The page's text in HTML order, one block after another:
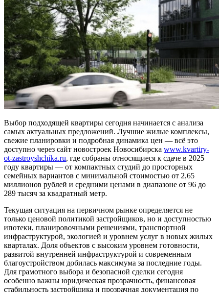
Выбор подходящей квартиры сегодня начинается с анализа
самых актуальных предложений. Лучшие жилые комплексы,
свежие планировки и подробная динамика цен — всё это
доступно через сайт новостроек Новосибирска www.kvartiry-
ot-zastroyshchika.ru, где собраны относящиеся к сдаче в 2025
году квартиры — от компактных студий до просторных
семейных вариантов с минимальной стоимостью от 2,65
миллионов рублей и средними ценами в диапазоне от 96 до
289 тысяч за квадратный метр.
Текущая ситуация на первичном рынке определяется не
только ценовой политикой застройщиков, но и доступностью
ипотеки, планировочными решениями, транспортной
инфраструктурой, экологией и уровнем услуг в новых жилых
кварталах. Доля объектов с высоким уровнем готовности,
развитой внутренней инфраструктурой и современным
благоустройством добилась максимума за последние годы.
Для грамотного выбора и безопасной сделки сегодня
особенно важны юридическая прозрачность, финансовая
стабильность застройщика и прозрачная документация по